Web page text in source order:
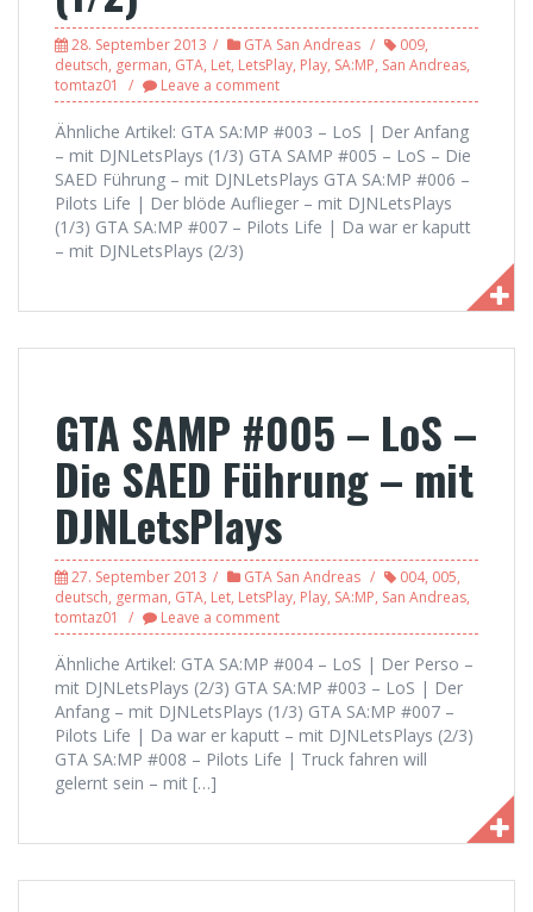
28. September 2013 GTA San Andreas 009,
deutsch, german, GTA, Let, LetsPlay, Play, SA:MP, San Andreas,
tomtaz01
Leave a comment
Ähnliche Artikel: GTA SA:MP #003 – LoS | Der Anfang
– mit DJNLetsPlays (1/3) GTA SAMP #005 – LoS – Die
SAED Führung – mit DJNLetsPlays GTA SA:MP #006 –
Pilots Life | Der blöde Auflieger – mit DJNLetsPlays
(1/3) GTA SA:MP #007 – Pilots Life | Da war er kaputt
– mit DJNLetsPlays (2/3)
GTA SAMP #005 – LoS –
Die SAED Führung – mit
DJNLetsPlays
27. September 2013 GTA San Andreas 004, 005,
deutsch, german, GTA, Let, LetsPlay, Play, SA:MP, San Andreas,
tomtaz01
Leave a comment
Ähnliche Artikel: GTA SA:MP #004 – LoS | Der Perso –
mit DJNLetsPlays (2/3) GTA SA:MP #003 – LoS | Der
Anfang – mit DJNLetsPlays (1/3) GTA SA:MP #007 –
Pilots Life | Da war er kaputt – mit DJNLetsPlays (2/3)
GTA SA:MP #008 – Pilots Life | Truck fahren will
gelernt sein – mit […]